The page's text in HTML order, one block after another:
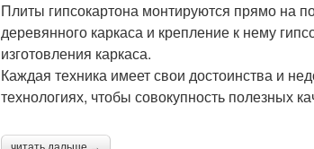
Плиты гипсокартона монтируются прямо на
деревянного каркаса и крепление к нему
изготовления каркаса.
Каждая техника имеет свои достоинства и
технологиях, чтобы совокупность полезных